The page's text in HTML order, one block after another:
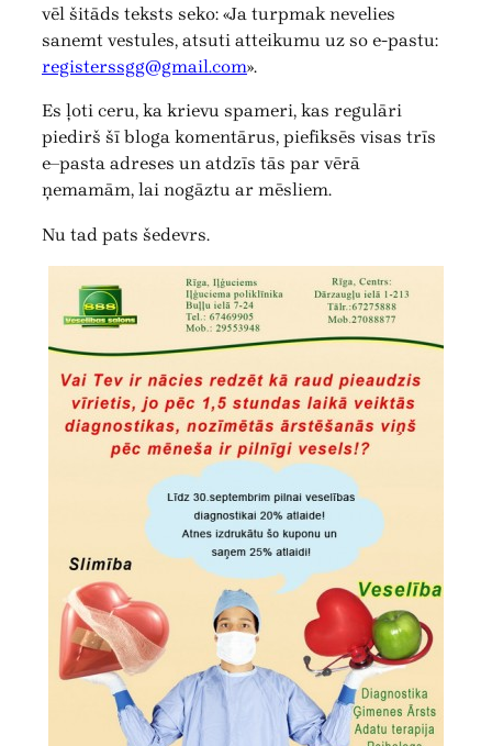
vēl šitāds teksts seko: «Ja turpmak nevelies
sanemt vestules, atsuti atteikumu uz so e-pastu:
registerssgg@gmail.com».
Es ļoti ceru, ka krievu spameri, kas regulāri
piedirš šī bloga komentārus, piefiksēs visas trīs
e–pasta adreses un atdzīs tās par vērā
ņemamām, lai nogāztu ar mēsliem.
Nu tad pats šedevrs.